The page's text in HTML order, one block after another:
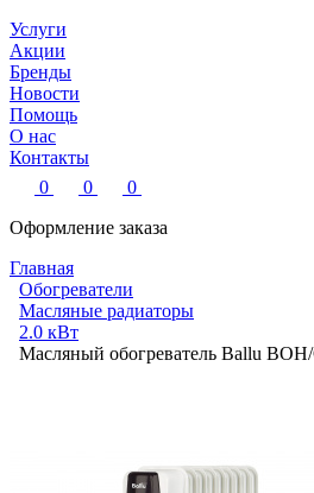
Услуги
Акции
Бренды
Новости
Помощь
О нас
Контакты
0
0
0
Оформление заказа
Главная
Обогреватели
Масляные радиаторы
2.0 кВт
Масляный обогреватель Ballu